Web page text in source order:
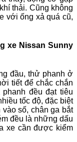
thải. Cũng không
với ống xả quá cũ,
xe Nissan Sunny
đầu, thử phanh ở
tiết để chắc chắn
đều đạt tiêu
tốc độ, đặc biệt
số, chân ga bắt
đều là những dấu
xe cần được kiểm